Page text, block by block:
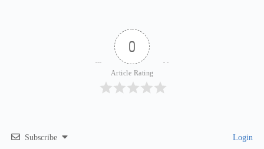
0
Article Rating
Subscribe Login